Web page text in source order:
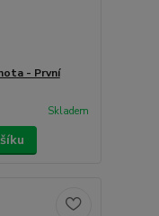
- První
Skladem